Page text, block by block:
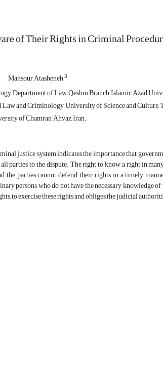
of Their Rights in Criminal
Mansour Atasheneh3
Department of Law, Qeshm Branch, Islamic Azad
and Criminology, University of Science and
of Chamran, Ahvaz, Iran.
justice system indicates the importance that
parties to the dispute. The right to know a right in
the parties cannot defend their rights in a timely
persons who do not have the necessary
to exercise these rights and obliges the judicial